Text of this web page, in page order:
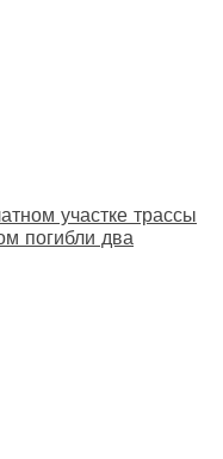
участке трассы
погибли два